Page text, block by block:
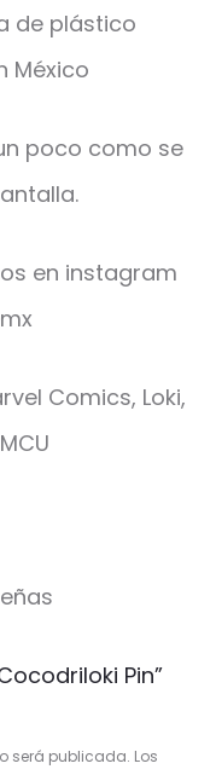
de plástico
México
poco como se
en instagram
Comics, Loki,
Pin”
será publicada. Los